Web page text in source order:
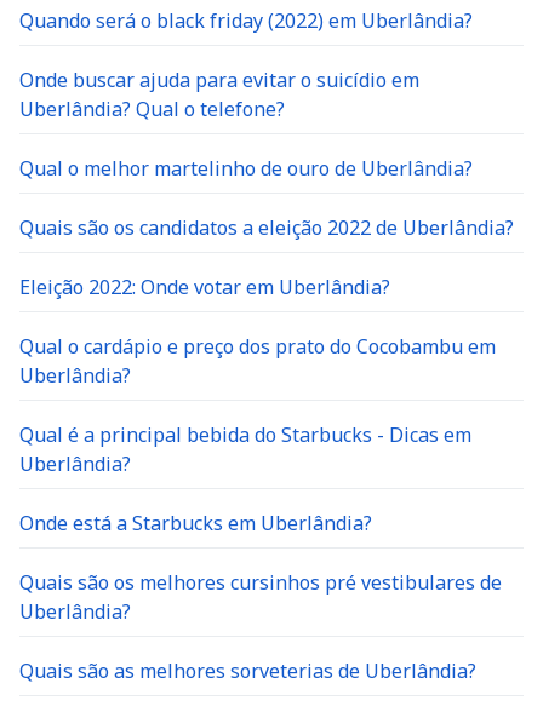
Quando será o black friday (2022) em Uberlândia?
Onde buscar ajuda para evitar o suicídio em
Uberlândia? Qual o telefone?
Qual o melhor martelinho de ouro de Uberlândia?
Quais são os candidatos a eleição 2022 de Uberlândia?
Eleição 2022: Onde votar em Uberlândia?
Qual o cardápio e preço dos prato do Cocobambu em
Uberlândia?
Qual é a principal bebida do Starbucks - Dicas em
Uberlândia?
Onde está a Starbucks em Uberlândia?
Quais são os melhores cursinhos pré vestibulares de
Uberlândia?
Quais são as melhores sorveterias de Uberlândia?